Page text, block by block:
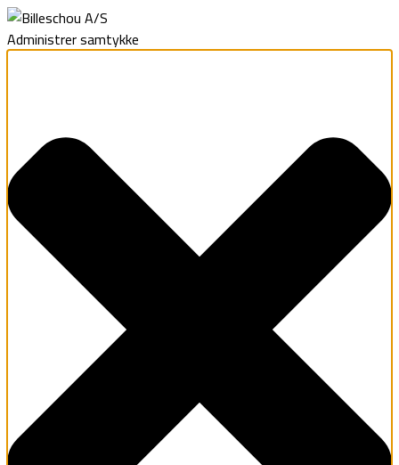
Administrer samtykke